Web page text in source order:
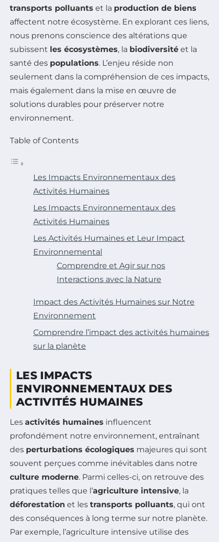
transports polluants et la production de biens
affectent notre écosystème. En explorant ces liens,
nous prenons conscience des altérations que
subissent les écosystèmes, la biodiversité et la
santé des populations. L’enjeu réside non
seulement dans la compréhension de ces impacts,
mais également dans la mise en œuvre de
solutions durables pour préserver notre
environnement.
Table of Contents
Les Impacts Environnementaux des
Activités Humaines
Les Impacts Environnementaux des
Activités Humaines
Les Activités Humaines et Leur Impact
Environnemental
Comprendre et Agir sur nos
Interactions avec la Nature
Impact des Activités Humaines sur Notre
Environnement
Comprendre l’impact des activités humaines
sur la planète
LES IMPACTS
ENVIRONNEMENTAUX DES
ACTIVITÉS HUMAINES
Les activités humaines influencent
profondément notre environnement, entraînant
des perturbations écologiques majeures qui sont
souvent perçues comme inévitables dans notre
culture moderne. Parmi celles-ci, on retrouve des
pratiques telles que l’agriculture intensive, la
déforestation et les transports polluants, qui ont
des conséquences à long terme sur notre planète.
Par exemple, l’agriculture intensive utilise des